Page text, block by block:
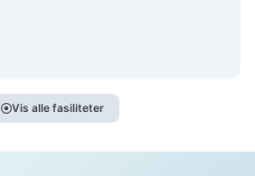
Vis alle fasiliteter